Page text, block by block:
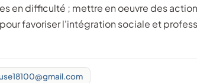
favoriser l'intégration sociale et